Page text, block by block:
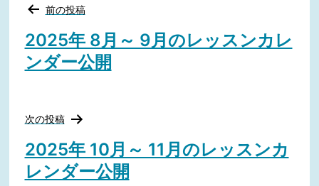
投
ナ
ビ
ゲ
ー
ン
前の投稿
2025年 8月～ 9月のレッスンカレ
ンダー公開
次の投稿
2025年 10月～ 11月のレッスンカ
レンダー公開